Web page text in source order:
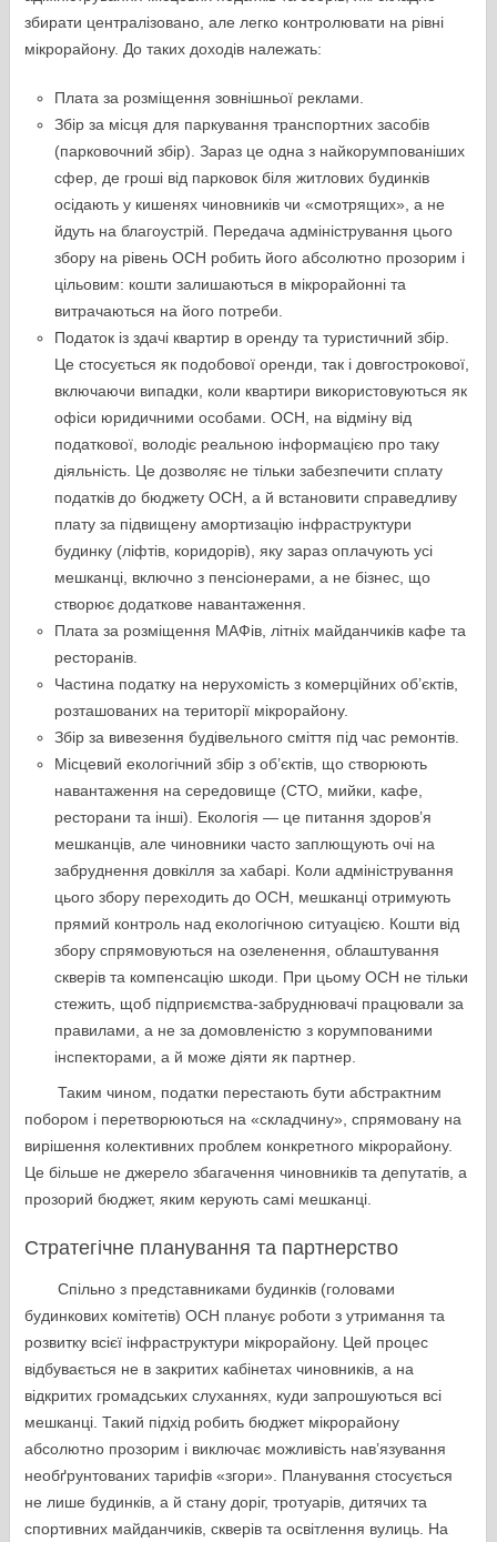
збирати централізовано, але легко контролювати на рівні
мікрорайону. До таких доходів належать:
Плата за розміщення зовнішньої реклами.
Збір за місця для паркування транспортних засобів
(парковочний збір). Зараз це одна з найкорумпованіших
сфер, де гроші від парковок біля житлових будинків
осідають у кишенях чиновників чи «смотрящих», а не
йдуть на благоустрій. Передача адміністрування цього
збору на рівень ОСН робить його абсолютно прозорим і
цільовим: кошти залишаються в мікрорайонні та
витрачаються на його потреби.
Податок із здачі квартир в оренду та туристичний збір.
Це стосується як подобової оренди, так і довгострокової,
включаючи випадки, коли квартири використовуються як
офіси юридичними особами. ОСН, на відміну від
податкової, володіє реальною інформацією про таку
діяльність. Це дозволяє не тільки забезпечити сплату
податків до бюджету ОСН, а й встановити справедливу
плату за підвищену амортизацію інфраструктури
будинку (ліфтів, коридорів), яку зараз оплачують усі
мешканці, включно з пенсіонерами, а не бізнес, що
створює додаткове навантаження.
Плата за розміщення МАФів, літніх майданчиків кафе та
ресторанів.
Частина податку на нерухомість з комерційних об’єктів,
розташованих на території мікрорайону.
Збір за вивезення будівельного сміття під час ремонтів.
Місцевий екологічний збір з об’єктів, що створюють
навантаження на середовище (СТО, мийки, кафе,
ресторани та інші). Екологія — це питання здоров’я
мешканців, але чиновники часто заплющують очі на
забруднення довкілля за хабарі. Коли адміністрування
цього збору переходить до ОСН, мешканці отримують
прямий контроль над екологічною ситуацією. Кошти від
збору спрямовуються на озеленення, облаштування
скверів та компенсацію шкоди. При цьому ОСН не тільки
стежить, щоб підприємства-забруднювачі працювали за
правилами, а не за домовленістю з корумпованими
інспекторами, а й може діяти як партнер.
Таким чином, податки перестають бути абстрактним
побором і перетворюються на «складчину», спрямовану на
вирішення колективних проблем конкретного мікрорайону.
Це більше не джерело збагачення чиновників та депутатів, а
прозорий бюджет, яким керують самі мешканці.
Стратегічне планування та партнерство
Спільно з представниками будинків (головами
будинкових комітетів) ОСН планує роботи з утримання та
розвитку всієї інфраструктури мікрорайону. Цей процес
відбувається не в закритих кабінетах чиновників, а на
відкритих громадських слуханнях, куди запрошуються всі
мешканці. Такий підхід робить бюджет мікрорайону
абсолютно прозорим і виключає можливість нав’язування
необґрунтованих тарифів «згори». Планування стосується
не лише будинків, а й стану доріг, тротуарів, дитячих та
спортивних майданчиків, скверів та освітлення вулиць. На